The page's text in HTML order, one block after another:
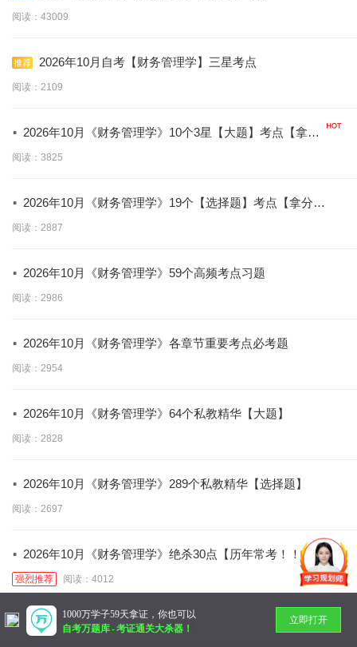
阅读：43009
2026年10月自考【财务管理学】三星考点
阅读：2109
· 2026年10月《财务管理学》10个3星【大题】考点【拿分
必背】
阅读：3825
· 2026年10月《财务管理学》19个【选择题】考点【拿分必
学】
阅读：2887
· 2026年10月《财务管理学》59个高频考点习题
阅读：2986
· 2026年10月《财务管理学》各章节重要考点必考题
阅读：2954
· 2026年10月《财务管理学》64个私教精华【大题】
阅读：2828
· 2026年10月《财务管理学》289个私教精华【选择题】
阅读：2697
· 2026年10月《财务管理学》绝杀30点【历年常考！！】
强烈推荐 阅读：4012
暂无更多
1000万学子59天拿证，你也可以
自考万题库-考证通关大杀器！
立即打开